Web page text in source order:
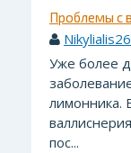
Проблемы с
Уже более
лимонника.
пос...